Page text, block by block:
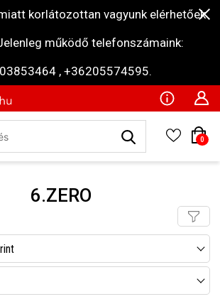
korlátozottan vagyunk elérhetőek
működő telefonszámaink:
, +36205574595.
0
6.ZERO